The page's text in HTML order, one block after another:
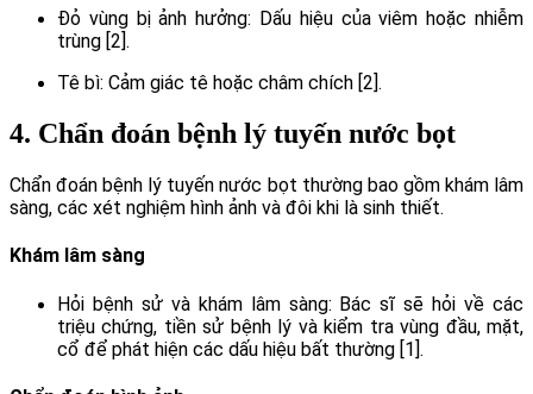
Đỏ vùng bị ảnh hưởng: Dấu hiệu của viêm hoặc nhiễm
trùng [2].
Tê bì: Cảm giác tê hoặc châm chích [2].
4. Chẩn đoán bệnh lý tuyến nước bọt
Chẩn đoán bệnh lý tuyến nước bọt thường bao gồm khám lâm
sàng, các xét nghiệm hình ảnh và đôi khi là sinh thiết.
Khám lâm sàng
Hỏi bệnh sử và khám lâm sàng: Bác sĩ sẽ hỏi về các
triệu chứng, tiền sử bệnh lý và kiểm tra vùng đầu, mặt,
cổ để phát hiện các dấu hiệu bất thường [1].